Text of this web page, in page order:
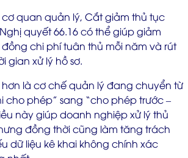
quan quản lý, Cắt giảm thủ tục
quyết 66.16 có thể giúp giảm
đồng chi phí tuân thủ mỗi năm và rút
gian xử lý hồ sơ.
là cơ chế quản lý đang chuyển từ
cho phép” sang “cho phép trước –
này giúp doanh nghiệp xử lý thủ
đồng thời cũng làm tăng trách
dữ liệu kê khai không chính xác